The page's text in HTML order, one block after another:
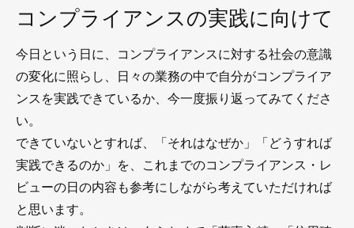
コンプライアンスの実践に向けて
今日という日に、コンプライアンスに対する社会の意識
の変化に照らし、日々の業務の中で自分がコンプライア
ンスを実践できているか、今一度振り返ってみてくださ
い。
できていないとすれば、「それはなぜか」「どうすれば
実践できるのか」を、これまでのコンプライアンス・レ
ビューの日の内容も参考にしながら考えていただければ
と思います。